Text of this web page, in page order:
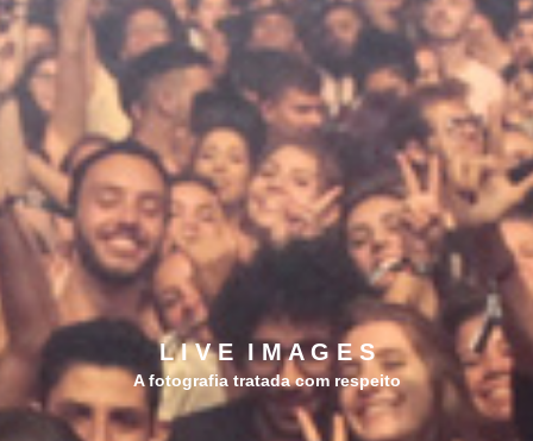
L I V E  I M A G E S
A fotografia tratada com respeito